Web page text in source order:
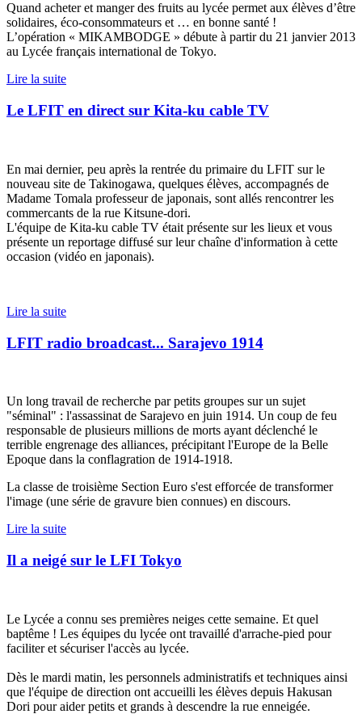
Quand acheter et manger des fruits au lycée permet aux élèves d’être
solidaires, éco-consommateurs et … en bonne santé !
L’opération « MIKAMBODGE » débute à partir du 21 janvier 2013
au Lycée français international de Tokyo.
Lire la suite
Le LFIT en direct sur Kita-ku cable TV
En mai dernier, peu après la rentrée du primaire du LFIT sur le
nouveau site de Takinogawa, quelques élèves, accompagnés de
Madame Tomala professeur de japonais, sont allés rencontrer les
commercants de la rue Kitsune-dori.
L'équipe de Kita-ku cable TV était présente sur les lieux et vous
présente un reportage diffusé sur leur chaîne d'information à cette
occasion (vidéo en japonais).
Lire la suite
LFIT radio broadcast... Sarajevo 1914
Un long travail de recherche par petits groupes sur un sujet
"séminal" : l'assassinat de Sarajevo en juin 1914. Un coup de feu
responsable de plusieurs millions de morts ayant déclenché le
terrible engrenage des alliances, précipitant l'Europe de la Belle
Epoque dans la conflagration de 1914-1918.
La classe de troisième Section Euro s'est efforcée de transformer
l'image (une série de gravure bien connues) en discours.
Lire la suite
Il a neigé sur le LFI Tokyo
Le Lycée a connu ses premières neiges cette semaine. Et quel
baptême ! Les équipes du lycée ont travaillé d'arrache-pied pour
faciliter et sécuriser l'accès au lycée.
Dès le mardi matin, les personnels administratifs et techniques ainsi
que l'équipe de direction ont accueilli les élèves depuis Hakusan
Dori pour aider petits et grands à descendre la rue enneigée.